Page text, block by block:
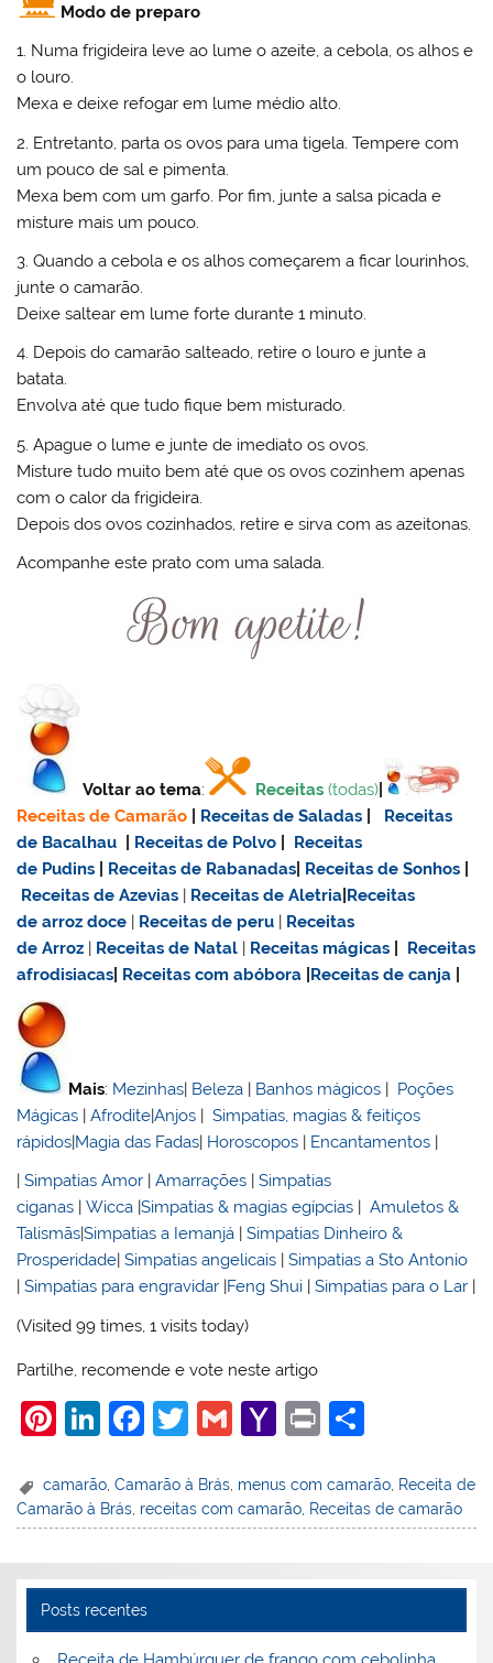
Modo de preparo
1. Numa frigideira leve ao lume o azeite, a cebola, os alhos e
o louro.
Mexa e deixe refogar em lume médio alto.
2. Entretanto, parta os ovos para uma tigela. Tempere com
um pouco de sal e pimenta.
Mexa bem com um garfo. Por fim, junte a salsa picada e
misture mais um pouco.
3. Quando a cebola e os alhos começarem a ficar lourinhos,
junte o camarão.
Deixe saltear em lume forte durante 1 minuto.
4. Depois do camarão salteado, retire o louro e junte a
batata.
Envolva até que tudo fique bem misturado.
5. Apague o lume e junte de imediato os ovos.
Misture tudo muito bem até que os ovos cozinhem apenas
com o calor da frigideira.
Depois dos ovos cozinhados, retire e sirva com as azeitonas.
Acompanhe este prato com uma salada.
Voltar ao tema: Receitas (todas)
Receitas de Camarão
Receitas de Saladas
Receitas
de Bacalhau
Receitas de Polvo
Receitas
de Pudins
Receitas de Rabanadas Receitas de Sonhos
Receitas de Azevias | Receitas de Aletria Receitas
dearroz doce | Receitas de peru | Receitas
de Arroz | Receitas de Natal | Receitas mágicas
Receitas
afrodisiacas Receitas com abóbora Receitas de canja
Mais: Mezinhas| Beleza | Banhos mágicos | Poções
Mágicas |Afrodite|Anjos |Simpatias, magias & feitiços
rápidos|Magia das Fadas| Horoscopos | Encantamentos |
|Simpatias Amor |Amarrações |Simpatias
ciganas |Wicca |Simpatias & magias egípcias |Amuletos &
Talismãs|Simpatias a Iemanjá |Simpatias Dinheiro &
Prosperidade |Simpatias angelicais |Simpatias a Sto Antonio
|Simpatias para engravidar Feng Shui |Simpatias para o Lar
(Visited 99 times, 1 visits today)
Partilhe, recomende e vote neste artigo
Pi
er
e
st
Li
k
e
n
F
c
e
o
o
T
itt
er
G
ai
l
Y
h
o
M
ai
Pr
t
ar
e
camarão,Camarão à Brás, menus com camarão, Receita de
Camarão à Brás receitas com camarão Receitas de camarão
Posts recentes